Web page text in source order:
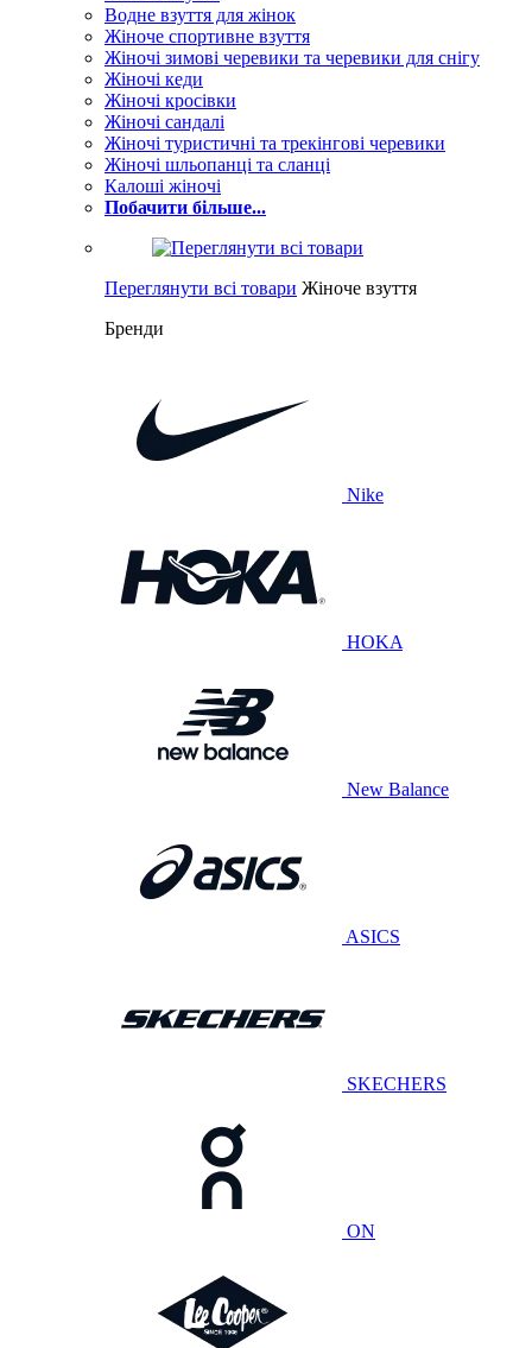
Водне взуття для жінок
Жіноче спортивне взуття
Жіночі зимові черевики та черевики для снігу
Жіночі кеди
Жіночі кросівки
Жіночі сандалі
Жіночі туристичні та трекінгові черевики
Жіночі шльопанці та сланці
Калоші жіночі
Побачити більше...
Переглянути всі товари Жіноче взуття
Бренди
Nike
HOKA
New Balance
ASICS
SKECHERS
ON